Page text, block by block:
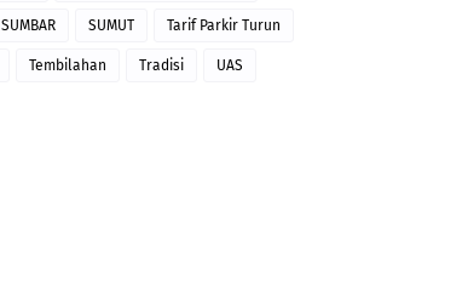
SUMBAR SUMUT Tarif Parkir Turun
Tembilahan Tradisi UAS